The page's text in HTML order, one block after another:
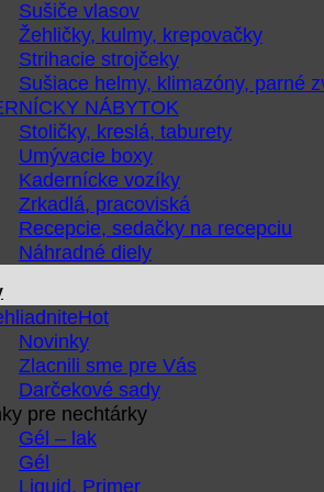
Sušiče vlasov
Žehličky, kulmy, krepovačky
Strihacie strojčeky
Sušiace helmy, klimazóny, parné
NÁBYTOK
Stoličky, kreslá, taburety
Umývacie boxy
Kadernícke vozíky
Zrkadlá, pracoviská
Recepcie, sedačky na recepciu
Náhradné diely
Novinky
Zlacnili sme pre Vás
Darčekové sady
pre nechtárky
Gél – lak
Gél
Liquid, Primer